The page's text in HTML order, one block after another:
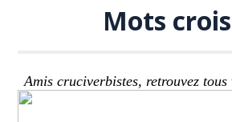
Mots